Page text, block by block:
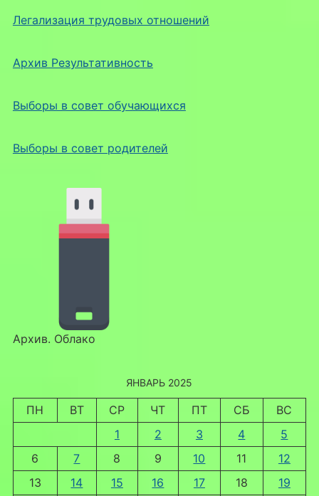
Легализация трудовых отношений
Архив Результативность
Выборы в совет обучающихся
Выборы в совет родителей
Архив. Облако
ЯНВАРЬ 2025
ПН ВТ СР ЧТ ПТ СБ
ВС
1
2 3 4
5
6
7 8 9 10 11
12
13
14 15 16 17 18 19